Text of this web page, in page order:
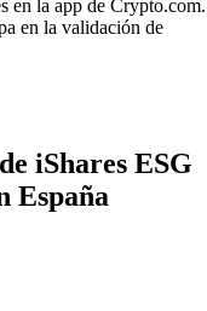
en la app de Crypto.com.
en la validación de
iShares ESG
España